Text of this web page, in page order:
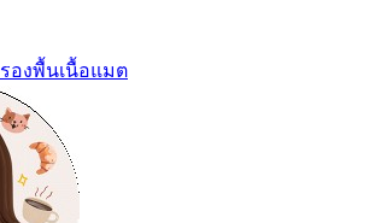
รองพื้นเนื้อแมต